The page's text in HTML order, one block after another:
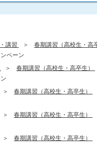
講習 春期講習（高校生・高
ペーン
春期講習（高校生・高卒生）
春期講習（高校生・高卒生）
春期講習（高校生・高卒生）
春期講習（高校生・高卒生）